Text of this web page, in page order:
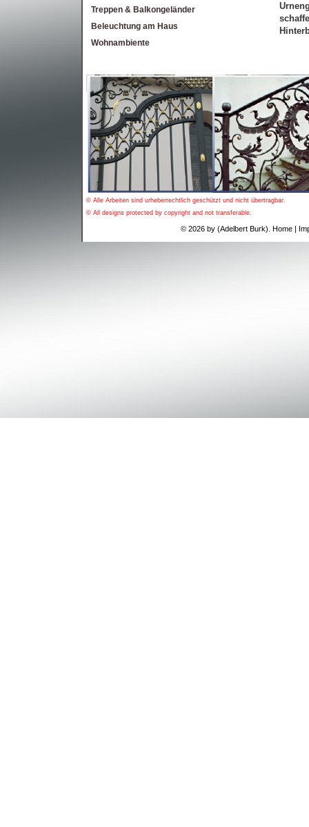
Treppen & Balkongeländer
Beleuchtung am Haus
Wohnambiente
© Alle Arbeiten sind urheberrechtlich geschützt und nicht übertragbar.
© All designs protected by copyright and not transferable.
© 2026 by (Adelbert Burk). Home|